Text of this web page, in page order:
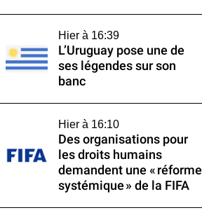
Hier à 16:39
L’Uruguay pose une de
ses légendes sur son
banc
Hier à 16:10
Des organisations pour
les droits humains
demandent une « réforme
systémique » de la FIFA